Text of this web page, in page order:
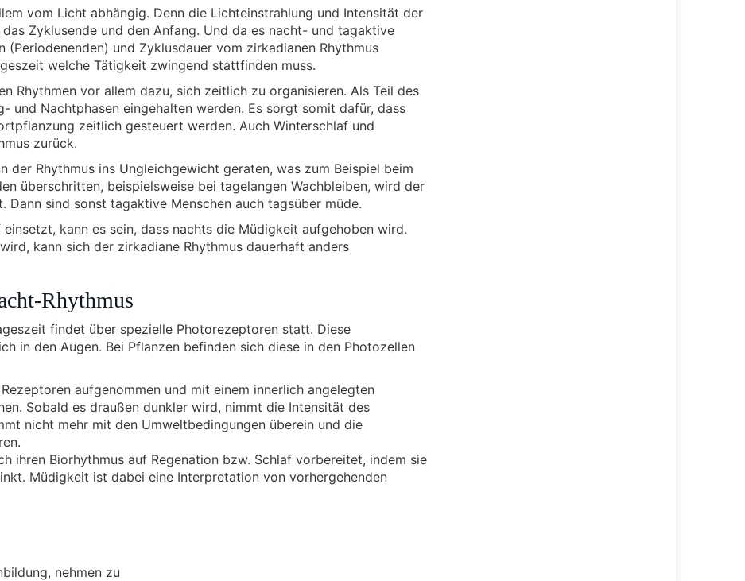
vom Licht abhängig. Denn die Lichteinstrahlung und Intensität der
Zyklusende und den Anfang. Und da es nacht- und tagaktive
(Periodenenden) und Zyklusdauer vom zirkadianen Rhythmus
welche Tätigkeit zwingend stattfinden muss.
Rhythmen vor allem dazu, sich zeitlich zu organisieren. Als Teil des
und Nachtphasen eingehalten werden. Es sorgt somit dafür, dass
zeitlich gesteuert werden. Auch Winterschlaf und
zurück.
der Rhythmus ins Ungleichgewicht geraten, was zum Beispiel beim
überschritten, beispielsweise bei tagelangen Wachbleiben, wird der
Dann sind sonst tagaktive Menschen auch tagsüber müde.
kann es sein, dass nachts die Müdigkeit aufgehoben wird.
kann sich der zirkadiane Rhythmus dauerhaft anders
Rhythmus
findet über spezielle Photorezeptoren statt. Diese
in den Augen. Bei Pflanzen befinden sich diese in den Photozellen
aufgenommen und mit einem innerlich angelegten
Sobald es draußen dunkler wird, nimmt die Intensität des
nicht mehr mit den Umweltbedingungen überein und die
ihren Biorhythmus auf Regenation bzw. Schlaf vorbereitet, indem sie
Müdigkeit ist dabei eine Interpretation von vorhergehenden
nehmen zu